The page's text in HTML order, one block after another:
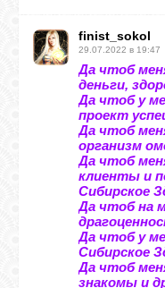
finist_sokol
29.07.2022 в 19:47
Да чтоб
деньги,
Да чтоб у
проект
Да чтоб
организм
Да чтоб
клиенты и
Сибирское
Да чтоб на
Да чтоб у
Сибирское
Да чтоб
знакомы и